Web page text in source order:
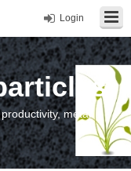
Login
metal